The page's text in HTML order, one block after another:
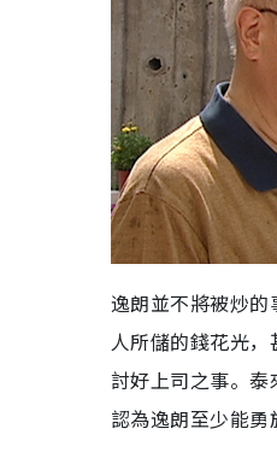
逸朗並不將被炒
人所儲的錢花光
討好上司之事。
認為逸朗至少能勇